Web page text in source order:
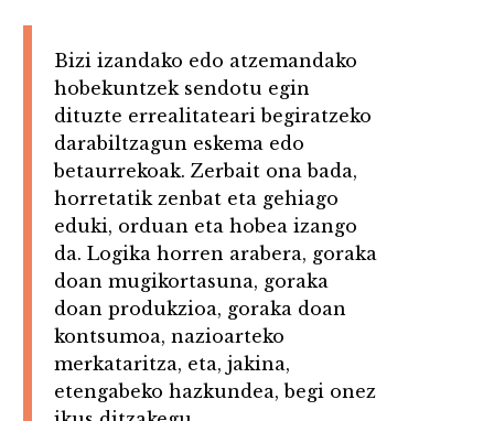
Bizi izandako edo atzemandako
hobekuntzek sendotu egin
dituzte errealitateari begiratzeko
darabiltzagun eskema edo
betaurrekoak. Zerbait ona bada,
horretatik zenbat eta gehiago
eduki, orduan eta hobea izango
da. Logika horren arabera, goraka
doan mugikortasuna, goraka
doan produkzioa, goraka doan
kontsumoa, nazioarteko
merkataritza, eta, jakina,
etengabeko hazkundea, begi onez